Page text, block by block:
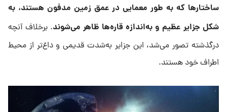
ساختارها که به طور معمایی در عمق زمین مدفون هستند، به
شکل جزایر عظیم و به‌اندازه قاره‌ها ظاهر می‌شوند. برخلاف آنچه
درگذشته تصور می‌شد، این جزایر به‌شدت قدیمی و داغ‌تر از محیط
اطراف خود هستند.